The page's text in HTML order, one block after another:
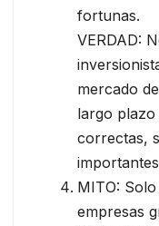
fortunas.
VERDAD:
mercado
largo plazo
correctas,
MITO:
empresas